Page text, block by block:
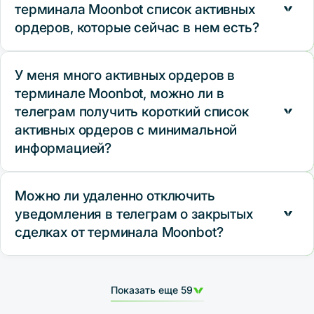
"SellALL", в этом случае на всех монетах будет
активирован режим Panic Sell и согласно основным
настройкам терминала Moonbot все монеты будут
терминала Moonbot список активных
ордеров, которые сейчас в нем есть?
Да, это можно сделать с помощью телеграм команды "list",
в этом случае терминал Moonbot отправит список
активных ордеров на продажу.
У меня много активных ордеров в
терминале Moonbot, можно ли в
телеграм получить короткий список
активных ордеров с минимальной
информацией?
Да, это можно сделать с помощью телеграм команды "lst",
в этом случае терминал Moonbot отправит список
активных ордеров на продажу в короткой форме.
Можно ли удаленно отключить
уведомления в телеграм о закрытых
сделках от терминала Moonbot?
"silent", в этом случае терминал Moonbot отключит
Показать еще 59